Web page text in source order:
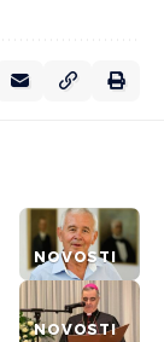
NOVOSTI
NOVOSTI